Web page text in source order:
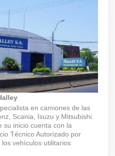
en camiones de las
Scania, Isuzu y Mitsubishi.
su inicio cuenta con la
Técnico Autorizado por
vehículos utilitarios